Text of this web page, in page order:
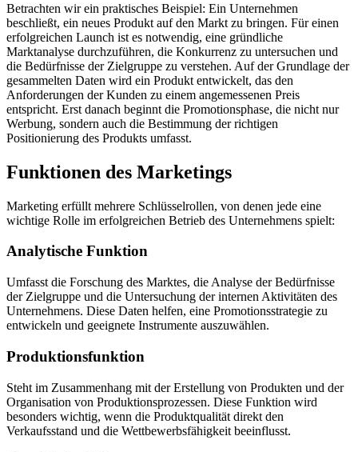
Betrachten wir ein praktisches Beispiel: Ein Unternehmen
beschließt, ein neues Produkt auf den Markt zu bringen. Für einen
erfolgreichen Launch ist es notwendig, eine gründliche
Marktanalyse durchzuführen, die Konkurrenz zu untersuchen und
die Bedürfnisse der Zielgruppe zu verstehen. Auf der Grundlage der
gesammelten Daten wird ein Produkt entwickelt, das den
Anforderungen der Kunden zu einem angemessenen Preis
entspricht. Erst danach beginnt die Promotionsphase, die nicht nur
Werbung, sondern auch die Bestimmung der richtigen
Positionierung des Produkts umfasst.
Funktionen des Marketings
Marketing erfüllt mehrere Schlüsselrollen, von denen jede eine
wichtige Rolle im erfolgreichen Betrieb des Unternehmens spielt:
Analytische Funktion
Umfasst die Forschung des Marktes, die Analyse der Bedürfnisse
der Zielgruppe und die Untersuchung der internen Aktivitäten des
Unternehmens. Diese Daten helfen, eine Promotionsstrategie zu
entwickeln und geeignete Instrumente auszuwählen.
Produktionsfunktion
Steht im Zusammenhang mit der Erstellung von Produkten und der
Organisation von Produktionsprozessen. Diese Funktion wird
besonders wichtig, wenn die Produktqualität direkt den
Verkaufsstand und die Wettbewerbsfähigkeit beeinflusst.